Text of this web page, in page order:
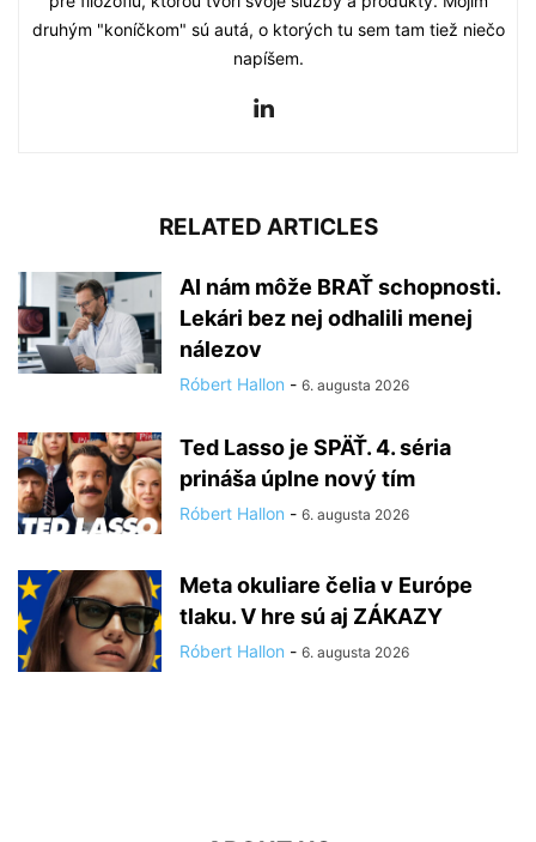
druhým "koníčkom" sú autá, o ktorých tu sem tam tiež niečo
napíšem.
RELATED ARTICLES
AI nám môže BRAŤ schopnosti.
Lekári bez nej odhalili menej
nálezov
Róbert Hallon - 6. augusta 2026
Ted Lasso je SPÄŤ. 4. séria
prináša úplne nový tím
Róbert Hallon - 6. augusta 2026
Meta okuliare čelia v Európe
tlaku. V hre sú aj ZÁKAZY
Róbert Hallon - 6. augusta 2026